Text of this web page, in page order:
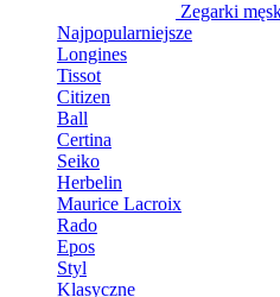
Zegarki
Najpopularniejsze
Longines
Tissot
Citizen
Ball
Certina
Seiko
Herbelin
Maurice Lacroix
Rado
Epos
Styl
Klasyczne